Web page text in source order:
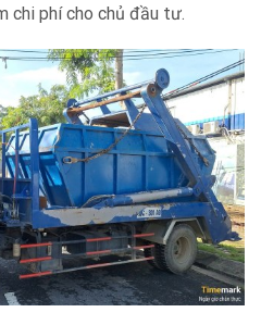
chi phí cho chủ đầu tư.